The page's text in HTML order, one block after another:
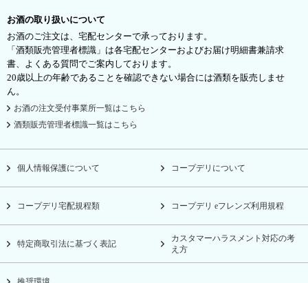
お酒の取り扱いについて
お酒のご注文は、宅配センターで承っております。
「酒類販売管理者標識」は各宅配センターおよびお届け明細書兼請求
書、よくある質問でご案内しております。
20歳以上の年齢であることを確認できない場合には酒類を販売しませ
ん。
お酒の注文受付事業所一覧はこちら
酒類販売管理者標識一覧はこちら
個人情報保護について コープデリについて
コープデリ宅配規程類 コープデリ eフレンズ利用規程
特定商取引法に基づく表記
カスタマーハラスメント対応の考
え方